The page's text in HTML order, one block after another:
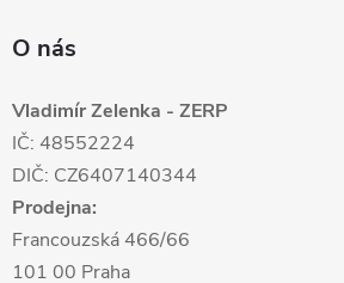
O nás
Vladimír Zelenka - ZERP
IČ: 48552224
DIČ: CZ6407140344
Prodejna:
Francouzská 466/66
101 00 Praha